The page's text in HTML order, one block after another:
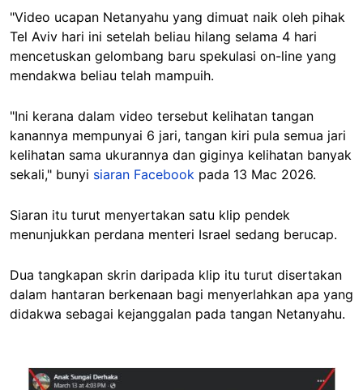
"Video ucapan Netanyahu yang dimuat naik oleh pihak
Tel Aviv hari ini setelah beliau hilang selama 4 hari
mencetuskan gelombang baru spekulasi on-line yang
mendakwa beliau telah mampuih.
"Ini kerana dalam video tersebut kelihatan tangan
kanannya mempunyai 6 jari, tangan kiri pula semua jari
kelihatan sama ukurannya dan giginya kelihatan banyak
sekali," bunyi siaran Facebook pada 13 Mac 2026.
Siaran itu turut menyertakan satu klip pendek
menunjukkan perdana menteri Israel sedang berucap.
Dua tangkapan skrin daripada klip itu turut disertakan
dalam hantaran berkenaan bagi menyerlahkan apa yang
didakwa sebagai kejanggalan pada tangan Netanyahu.
Image